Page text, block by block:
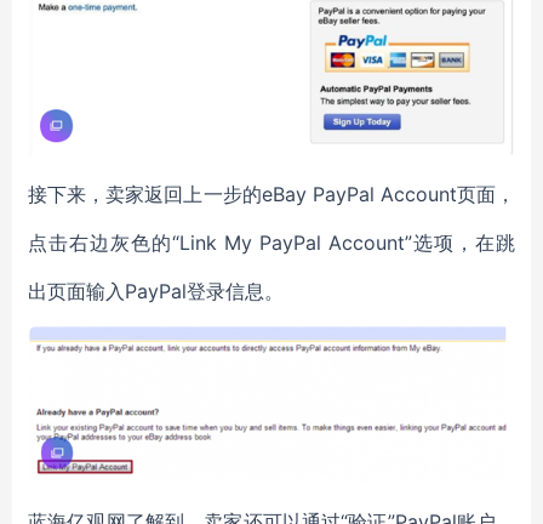
接下来，卖家返回上一步的eBay PayPal Account页面，
点击右边灰色的“Link My PayPal Account”选项，在跳
出页面输入PayPal登录信息。